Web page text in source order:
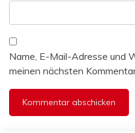
Name, E-Mail-Adresse und
meinen nächsten